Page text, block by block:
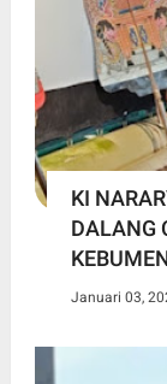
KI
DALANG
Januari 03,